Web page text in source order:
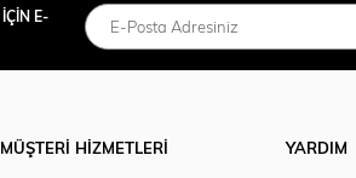
E-
MÜŞTERİ HİZMETLERİ
YARDIM